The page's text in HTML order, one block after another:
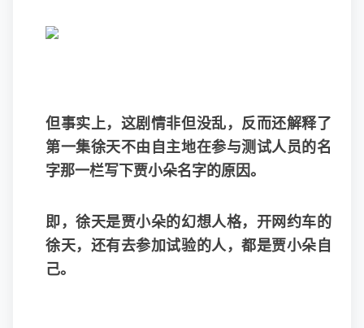
但事实上，这剧情非但没乱，反而还解释了
第一集徐天不由自主地在参与测试人员的名
字那一栏写下贾小朵名字的原因。
即，徐天是贾小朵的幻想人格，开网约车的
徐天，还有去参加试验的人，都是贾小朵自
己。